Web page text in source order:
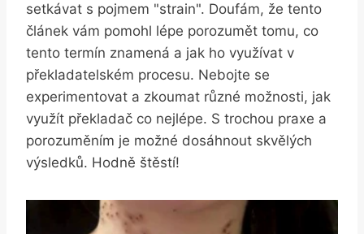
setkávat s pojmem "strain". Doufám, že tento
článek vám pomohl lépe porozumět tomu, co
tento termín znamená a jak ho využívat v
překladatelském procesu. Nebojte se
experimentovat a zkoumat různé možnosti, jak
využít překladač co nejlépe. S trochou praxe a
porozuměním je možné dosáhnout skvělých
výsledků. Hodně štěstí!